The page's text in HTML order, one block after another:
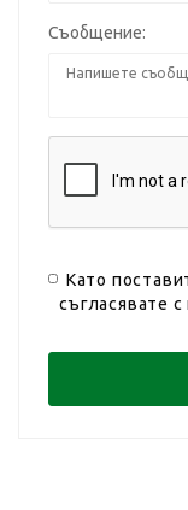
Съобщение:
Като
съгласявате